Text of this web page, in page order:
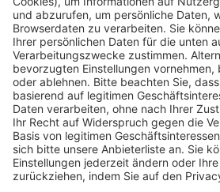
Pässe und Vereinswechsel
Trainerausbildung
Schulungsangebot Vereinsmitarbeiter
BFV-Geschäftsstellen
Trainerbörse
Login SpielPlus
FOLGE DEM BFV